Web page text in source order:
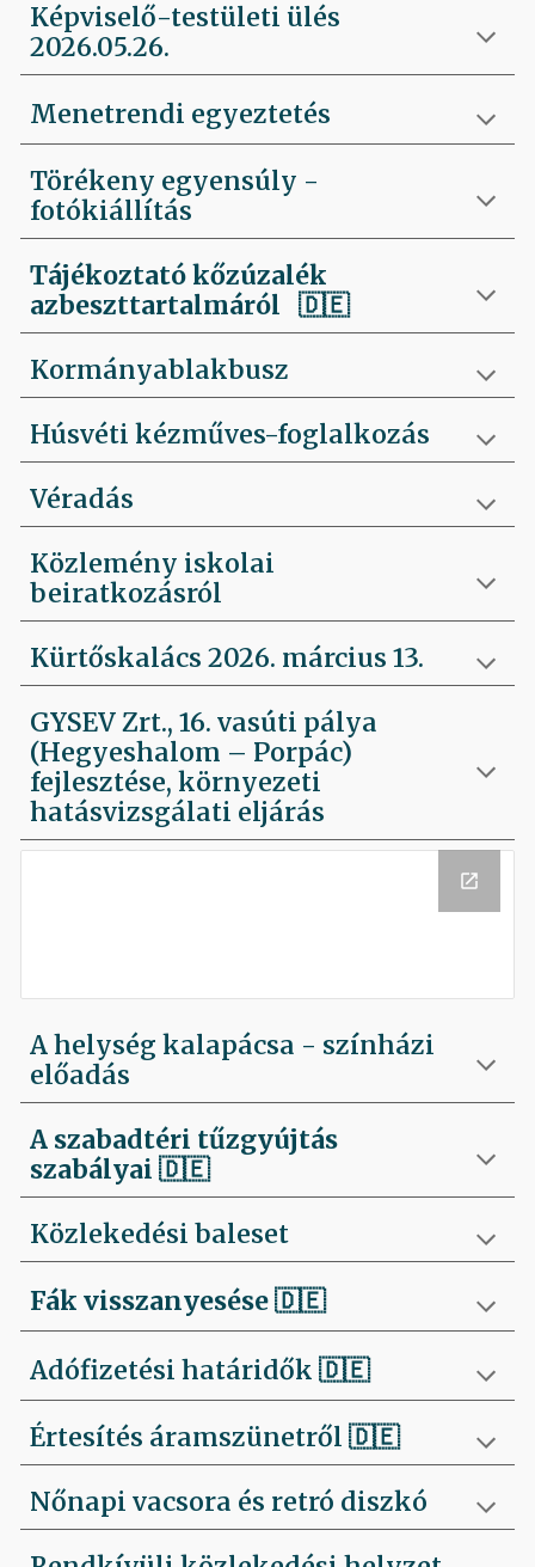
Képviselő-testületi ülés
2026.05.26.
Menetrendi egyeztetés
Törékeny egyensúly -
fotókiállítás
Tájékoztató kőzúzalék
azbeszttartalmáról 🇩🇪
Kormányablakbusz
Húsvéti kézműves-foglalkozás
Véradás
Közlemény iskolai
beiratkozásról
Kürtőskalács 2026. március 13.
GYSEV Zrt., 16. vasúti pálya
(Hegyeshalom – Porpác)
fejlesztése, környezeti
hatásvizsgálati eljárás
A helység kalapácsa - színházi
előadás
A szabadtéri tűzgyújtás
szabályai🇩🇪
Közlekedési baleset
Fák visszanyesése🇩🇪
Adófizetési határidők 🇩🇪
Értesítés áramszünetről 🇩🇪
Nőnapi vacsora és retró diszkó